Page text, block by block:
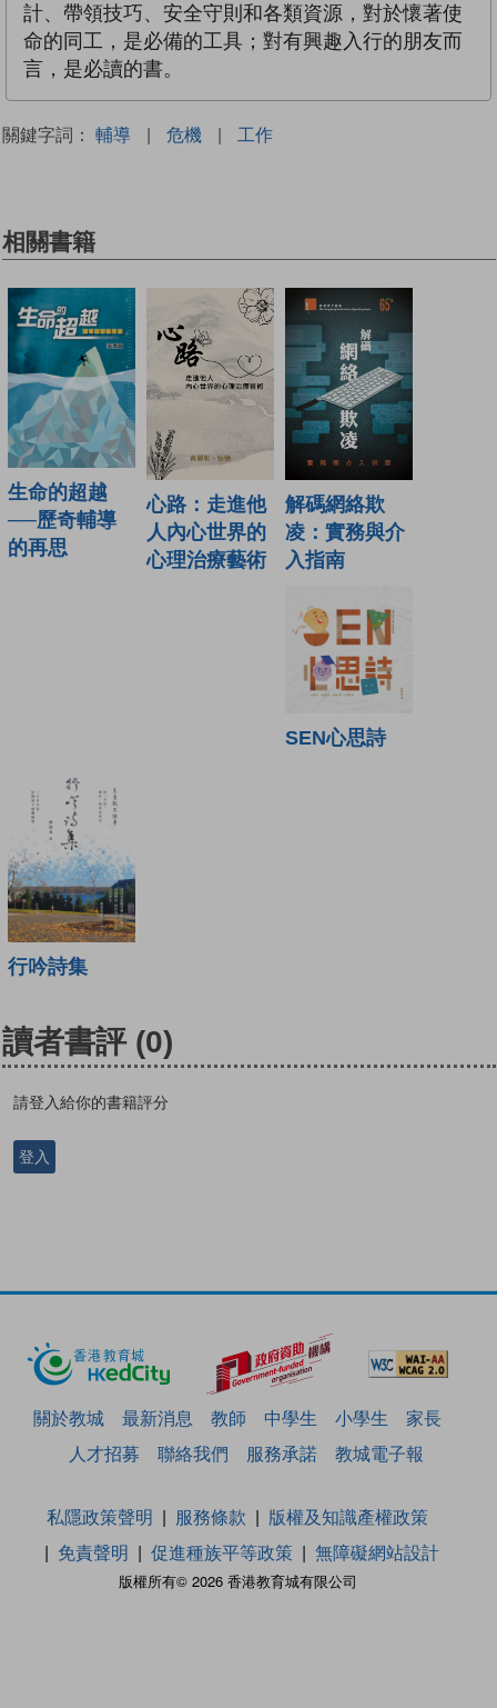
計、帶領技巧、安全守則和各類資源，對於懷著使
命的同工，是必備的工具；對有興趣入行的朋友而
言，是必讀的書。
關鍵字詞： 輔導 | 危機 | 工作
相關書籍
生命的超越
──歷奇輔導
的再思
心路：走進他
人內心世界的
心理治療藝術
解碼網絡欺
凌：實務與介
入指南
SEN心思詩
行吟詩集
讀者書評 (0)
請登入給你的書籍評分
登入
關於教城 最新消息 教師 中學生 小學生
家長
人才招募
聯絡我們 服務承諾 教城電子報
版權所有© 2026 香港教育城有限公司
私隱政策聲明 服務條款
版權及知識產權政策
免責聲明
促進種族平等政策 無障礙網站設計